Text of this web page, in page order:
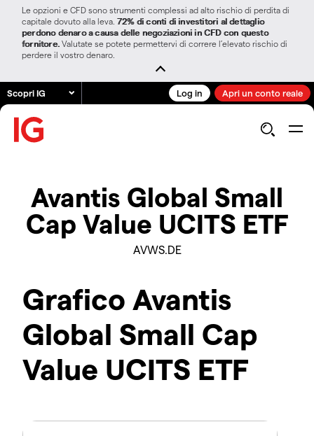
Le opzioni e CFD sono strumenti complessi ad alto rischio di perdita di
capitale dovuto alla leva. 72% di conti di investitori al dettaglio
perdono denaro a causa delle negoziazioni in CFD con questo
fornitore. Valutate se potete permettervi di correre l’elevato rischio di
perdere il vostro denaro.
Scopri IG Log in Apri un conto reale
Avantis Global Small
Cap Value UCITS ETF
AVWS.DE
Grafico Avantis
Global Small Cap
Value UCITS ETF